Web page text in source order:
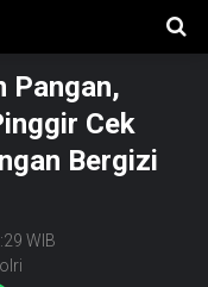
Pangan,
Cek
Bergizi
WIB